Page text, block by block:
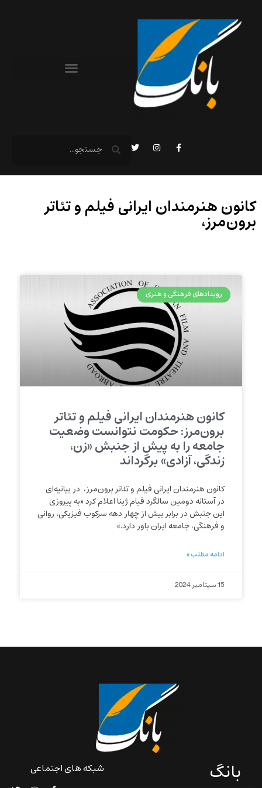
کانون هنرمندان ایرانی فیلم و تئاتر
برون‌مرز،
رویدادهای فرهنگی و هنری
کانون هنرمندان ایرانی فیلم و تئاتر
برون‌مرز: حکومت نتوانست وضعیت
جامعه را به پیش از جنبش «زن،
زندگی، آزادی» برگرداند
کانون هنرمندان ایرانی فیلم و تئاتر برون‌مرز، در بیانیه‌ای
در آستانه دومین سالگرد قیام ژینا اعلام کرد «به پیروزی
این جنبش در برابر بیش از چهار دهه سرکوب فیزیکی، روانی
و فرهنگی، جامعه ایران باور دارد.»
ادامه مطلب »
15 سپتامبر 2024
بانگ شبکه های اجتماعی